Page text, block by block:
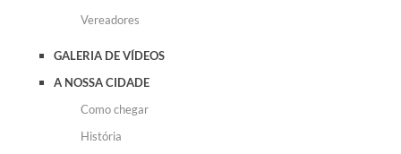
Vereadores
GALERIA DE VÍDEOS
A NOSSA CIDADE
Como chegar
História